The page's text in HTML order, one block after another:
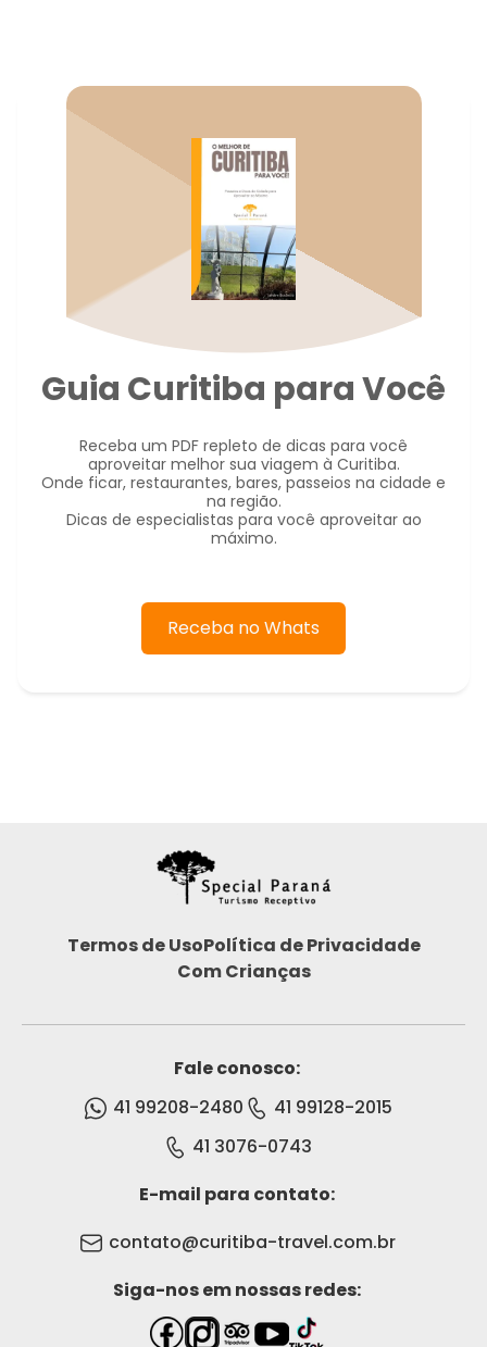
Guia Curitiba para Você
Receba um PDF repleto de dicas para você
aproveitar melhor sua viagem à Curitiba.
Onde ficar, restaurantes, bares, passeios na cidade e
na região.
Dicas de especialistas para você aproveitar ao
máximo.
Receba no Whats
Termos de UsoPolítica de Privacidade
Com Crianças
Fale conosco:
41 99208-2480
41 99128-2015
41 3076-0743
E-mail para contato:
contato@curitiba-travel.com.br
Siga-nos em nossas redes: